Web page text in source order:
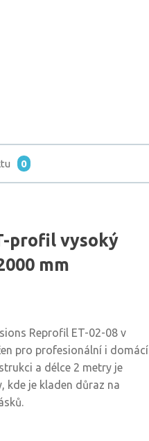
0
profil vysoký
mm
Reprofil ET-02-08 v
pro profesionální i domácí
a délce 2 metry je
kde je kladen důraz na